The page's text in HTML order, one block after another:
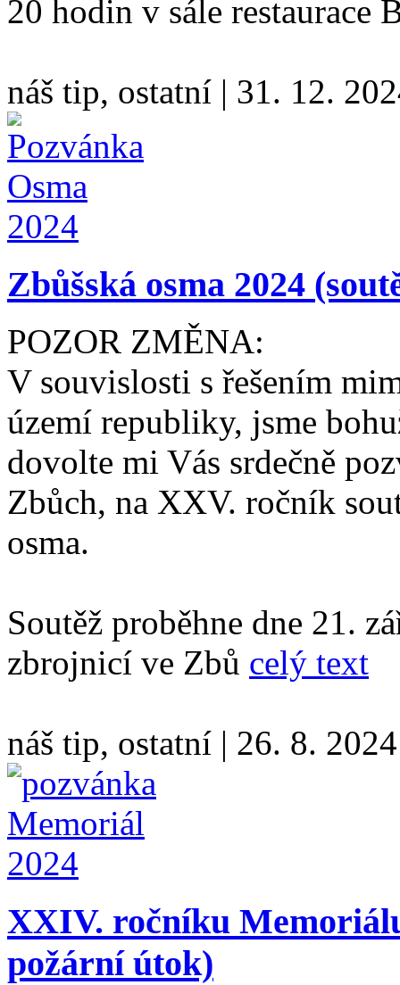
20 hodin v sále restaurace
náš tip, ostatní | 31. 12.
Zbůšská osma 2024
POZOR ZMĚNA:
V souvislosti s řešením
území republiky, jsme
dovolte mi Vás srdečně
Zbůch, na XXV. ročník
osma.
Soutěž proběhne dne 21.
zbrojnicí ve Zbů celý text
náš tip, ostatní | 26. 8. 2024
XXIV. ročníku
požární útok)